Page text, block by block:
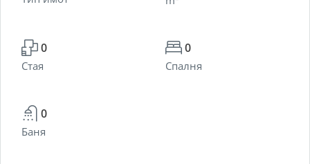
0
Стая
0
Спалня
0
Баня